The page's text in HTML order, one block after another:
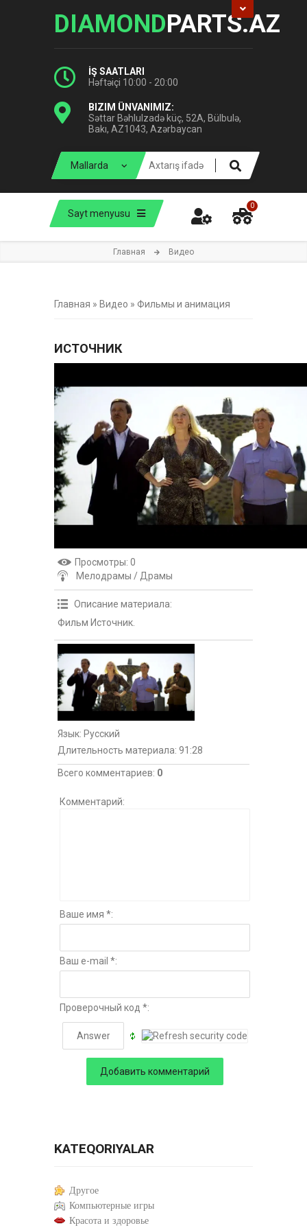
DIAMONDPARTS.AZ
İŞ SAATLARI
Həftəiçi 10:00 - 20:00
BIZIM ÜNVANIMIZ:
Səttar Bəhlulzadə küç, 52A, Bülbulə,
Bakı, AZ1043, Azərbaycan
Sayt menyusu
0
Главная Видео
Главная » Видео » Фильмы и анимация
ИСТОЧНИК
Просмотры: 0
Мелодрамы / Драмы
Описание материала:
Фильм Источник.
Язык: Русский
Длительность материала: 91:28
Всего комментариев: 0
Комментарий:
Ваше имя *:
Ваш e-mail *:
Проверочный код *:
KATEQORIYALAR
Другое
Компьютерные игры
Красота и здоровье